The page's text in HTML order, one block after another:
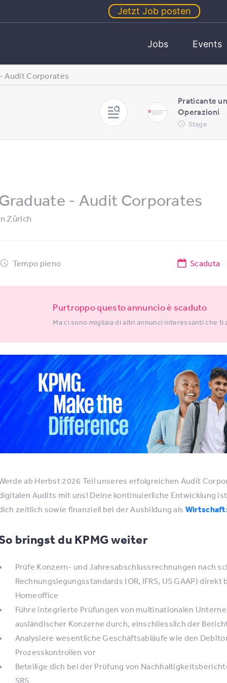
Jetzt Job posten
Jobs Events
Audit Corporates
Praticante
Operazioni
Stage
- Audit Corporates
Zürich
Tempo pieno Scaduta
Purtroppo questo annuncio è scaduto
Ma ci sono migliaia di altri annunci interessanti che ti
ab Herbst 2026 Teil unseres erfolgreichen Audit
Audits mit uns! Deine kontinuierliche Entwicklung
zeitlich sowie finanziell bei der Ausbildung als
bringst du KPMG weiter
Prüfe Konzern- und Jahresabschlussrechnungen nach
Rechnungslegungsstandards (OR, IFRS, US GAAP)
Homeoffice
Führe integrierte Prüfungen von multinationalen
ausländischer Konzerne durch, einschliesslich der
Analysiere wesentliche Geschäftsabläufe wie den
Prozesskontrollen vor
Beteilige dich bei der Prüfung von
SRS